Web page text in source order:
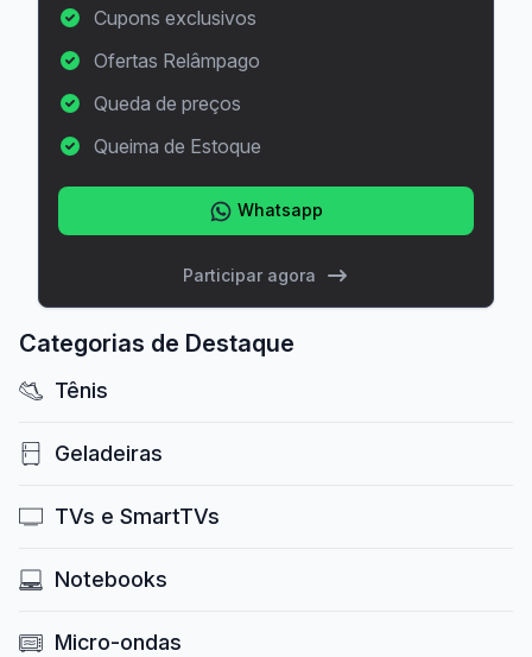
Cupons exclusivos
Ofertas Relâmpago
Queda de preços
Queima de Estoque
Whatsapp
Participar agora
Categorias de Destaque
Tênis
Geladeiras
TVs e SmartTVs
Notebooks
Micro-ondas